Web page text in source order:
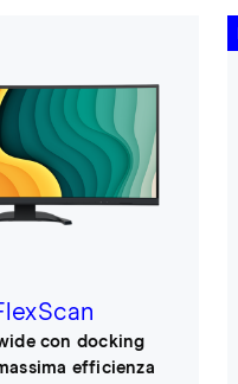
con docking
efficienza